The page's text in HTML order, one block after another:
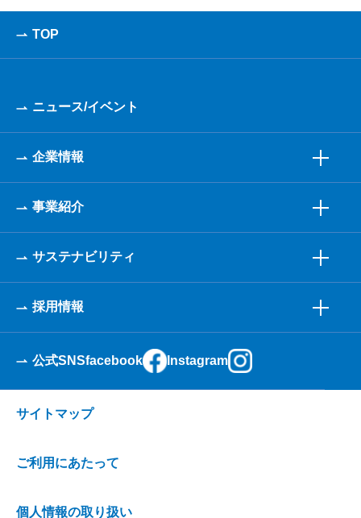
TOP
ニュース/イベント
企業情報
事業紹介
サステナビリティ
採用情報
公式SNSfacebook Instagram
サイトマップ
ご利用にあたって
個人情報の取り扱い